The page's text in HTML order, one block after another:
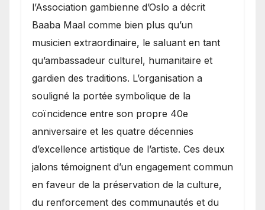
l’Association gambienne d’Oslo a décrit
Baaba Maal comme bien plus qu’un
musicien extraordinaire, le saluant en tant
qu’ambassadeur culturel, humanitaire et
gardien des traditions. L’organisation a
souligné la portée symbolique de la
coïncidence entre son propre 40e
anniversaire et les quatre décennies
d’excellence artistique de l’artiste. Ces deux
jalons témoignent d’un engagement commun
en faveur de la préservation de la culture,
du renforcement des communautés et du